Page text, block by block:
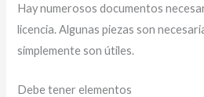
Hay numerosos documentos
licencia. Algunas piezas son
simplemente son útiles.
Debe tener elementos